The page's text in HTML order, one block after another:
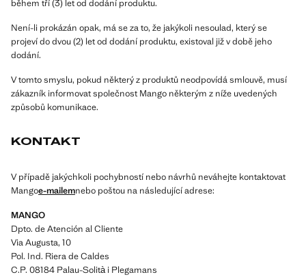
během tří (3) let od dodání produktu.
Není-li prokázán opak, má se za to, že jakýkoli nesoulad, který se
projeví do dvou (2) let od dodání produktu, existoval již v době jeho
dodání.
V tomto smyslu, pokud některý z produktů neodpovídá smlouvě, musí
zákazník informovat společnost Mango některým z níže uvedených
způsobů komunikace.
KONTAKT
V případě jakýchkoli pochybností nebo návrhů neváhejte kontaktovat
Mangoe-mailemnebo poštou na následující adrese:
MANGO
Dpto. de Atención al Cliente
Via Augusta, 10
Pol. Ind. Riera de Caldes
C.P. 08184 Palau-Solità i Plegamans